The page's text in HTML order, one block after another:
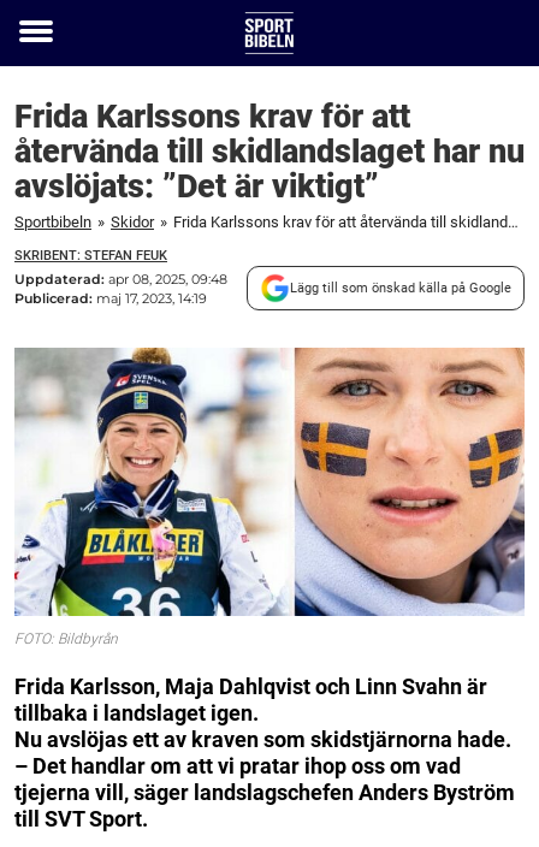
Toggle
Frida Karlssons krav för att
återvända till skidlandslaget har nu
avslöjats: ”Det är viktigt”
Sportbibeln » Skidor » Frida Karlssons krav för att återvända till skidlandslaget har nu avslöjats: "Det är viktigt"
SKRIBENT: STEFAN FEUK
Uppdaterad: apr 08, 2025, 09:48
Publicerad: maj 17, 2023, 14:19
Lägg till som önskad källa på Google
FOTO: Bildbyrån
Frida Karlsson, Maja Dahlqvist och Linn Svahn är
tillbaka i landslaget igen.
Nu avslöjas ett av kraven som skidstjärnorna hade.
– Det handlar om att vi pratar ihop oss om vad
tjejerna vill, säger landslagschefen Anders Byström
till SVT Sport.